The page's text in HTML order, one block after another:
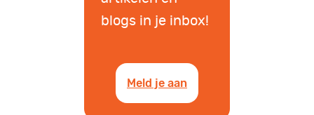
blogs in je inbox!
Meld je aan